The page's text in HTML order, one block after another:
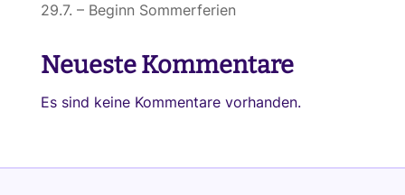
29.7. – Beginn Sommerferien
Neueste Kommentare
Es sind keine Kommentare vorhanden.